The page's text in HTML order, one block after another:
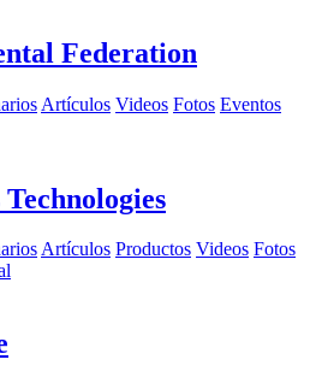
Federation
Artículos Videos Fotos Eventos
Artículos Productos Videos Fotos